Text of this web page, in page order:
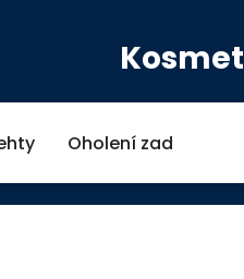
Oholení zad